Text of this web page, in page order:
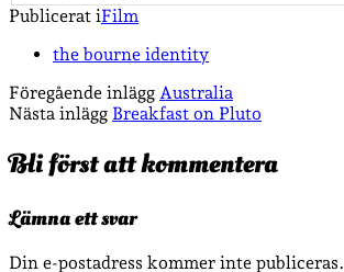
Publicerat iFilm
the bourne identity
Föregående inlägg Australia
Nästa inlägg Breakfast on Pluto
Bli först att kommentera
Lämna ett svar
Din e-postadress kommer inte publiceras.